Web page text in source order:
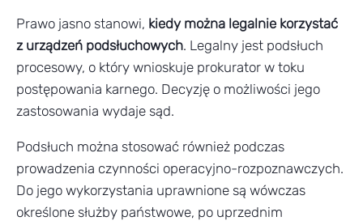
Prawo jasno stanowi, kiedy można legalnie korzystać
z urządzeń podsłuchowych. Legalny jest podsłuch
procesowy, o który wnioskuje prokurator w toku
postępowania karnego. Decyzję o możliwości jego
zastosowania wydaje sąd.
Podsłuch można stosować również podczas
prowadzenia czynności operacyjno-rozpoznawczych.
Do jego wykorzystania uprawnione są wówczas
określone służby państwowe, po uprzednim